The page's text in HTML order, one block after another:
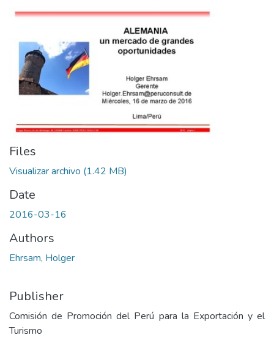
Files
Visualizar archivo (1.42 MB)
Date
2016-03-16
Authors
Ehrsam, Holger
Publisher
Comisión de Promoción del Perú para la Exportación y el
Turismo